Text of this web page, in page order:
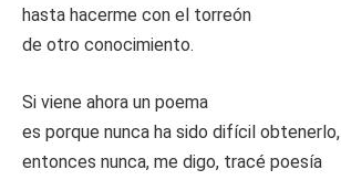
hasta hacerme con el torreón
de otro conocimiento.
Si viene ahora un poema
es porque nunca ha sido difícil obtenerlo,
entonces nunca, me digo, tracé poesía